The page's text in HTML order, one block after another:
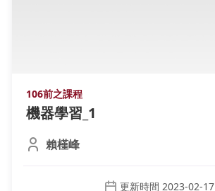
106前之課程
機器學習_1
賴槿峰
更新時間 2023-02-17